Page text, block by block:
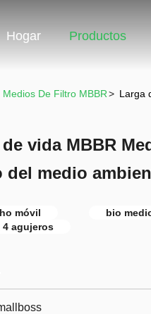
Hogar Productos
Medios De Filtro MBBR> Larga
vida MBBR
del medio
móvil
bio
4 agujeros